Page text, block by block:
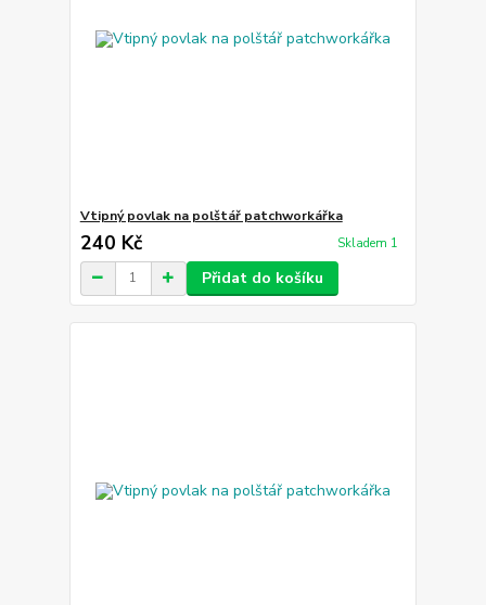
Vtipný povlak na polštář patchworkářka
240 Kč Skladem 1
Přidat do košíku